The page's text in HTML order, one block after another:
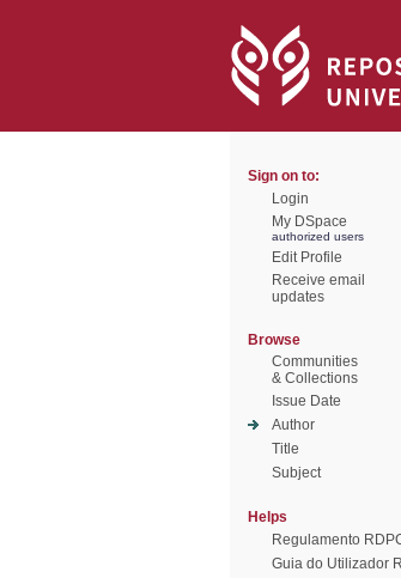
Sign on to:
Login
My DSpace
authorized users
Edit Profile
Receive email
updates
Browse
Communities
& Collections
Issue Date
Author
Title
Subject
Helps
Regulamento
Guia do Utilizador